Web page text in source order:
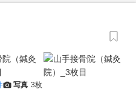
写真 3枚